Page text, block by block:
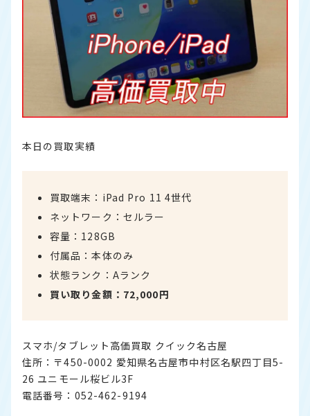
本日の買取実績
買取端末：iPad Pro 11 4世代
ネットワーク：セルラー
容量：128GB
付属品：本体のみ
状態ランク：Aランク
買い取り金額：72,000円
スマホ/タブレット高価買取 クイック名古屋
住所：〒450-0002 愛知県名古屋市中村区名駅四丁目5-
26 ユニモール桜ビル3F
電話番号：052-462-9194